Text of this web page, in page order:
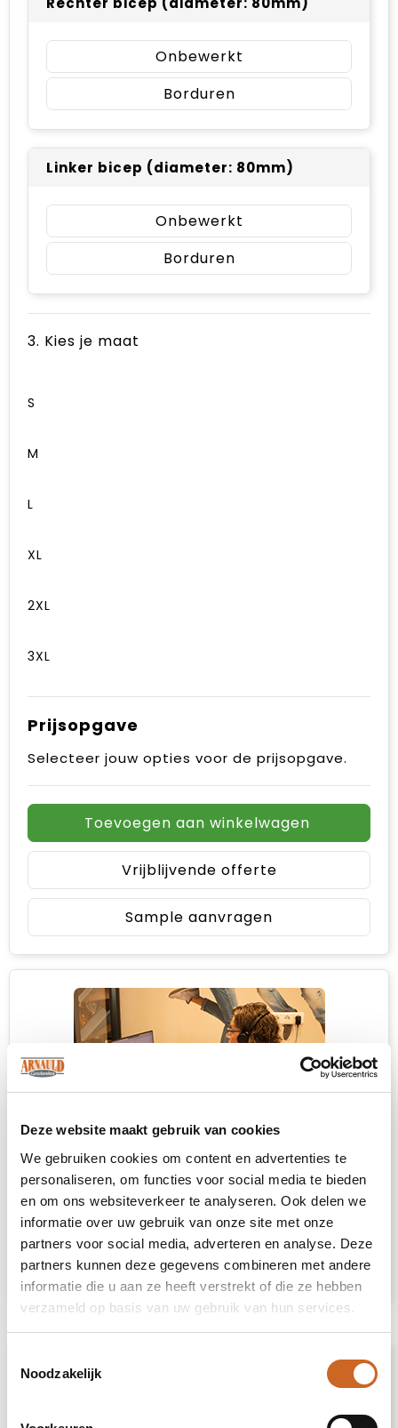
Deze website maakt gebruik van cookies
We gebruiken cookies om content en advertenties te
personaliseren, om functies voor social media te bieden
en om ons websiteverkeer te analyseren. Ook delen we
informatie over uw gebruik van onze site met onze
partners voor social media, adverteren en analyse. Deze
partners kunnen deze gegevens combineren met andere
informatie die u aan ze heeft verstrekt of die ze hebben
verzameld op basis van uw gebruik van hun services.
Noodzakelijk
Onbewerkt
Borduren
Linker bicep (diameter: 80mm)
Onbewerkt
Borduren
3. Kies je maat
S
M
L
XL
2XL
3XL
Prijsopgave
Selecteer jouw opties voor de prijsopgave.
Toevoegen aan winkelwagen
Vrijblijvende offerte
Sample aanvragen
Heb je niet kunnen vinden wat je
zoekt?
Neem contact met ons op
voor een advies
op maat.
Omschrijving
Waterdichte regenjas voor dames. Capuchon